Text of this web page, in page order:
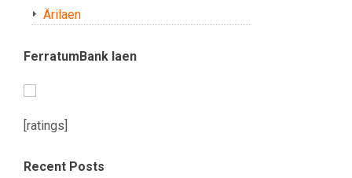
Ärilaen
FerratumBank laen
[ratings]
Recent Posts